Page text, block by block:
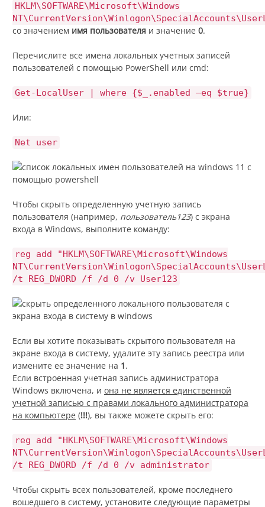
HKLM\SOFTWARE\Microsoft\Windows
со значением имя пользователя и значение 0.
Перечислите все имена локальных учетных записей
пользователей с помощью PowerShell или cmd:
Get-LocalUser | where {$_.enabled –eq $true}
Или:
Net user
Чтобы скрыть определенную учетную запись
пользователя (например, пользователь123) с экрана
входа в Windows, выполните команду:
reg add "HKLM\SOFTWARE\Microsoft\Windows
/t REG_DWORD /f /d 0 /v User123
Если вы хотите показывать скрытого пользователя на
экране входа в систему, удалите эту запись реестра или
измените ее значение на 1.
Если встроенная учетная запись администратора
Windows включена, и она не является единственной
учетной записью с правами локального администратора
на компьютере (!!!), вы также можете скрыть его:
reg add "HKLM\SOFTWARE\Microsoft\Windows
/t REG_DWORD /f /d 0 /v administrator
Чтобы скрыть всех пользователей, кроме последнего
вошедшего в систему, установите следующие параметры